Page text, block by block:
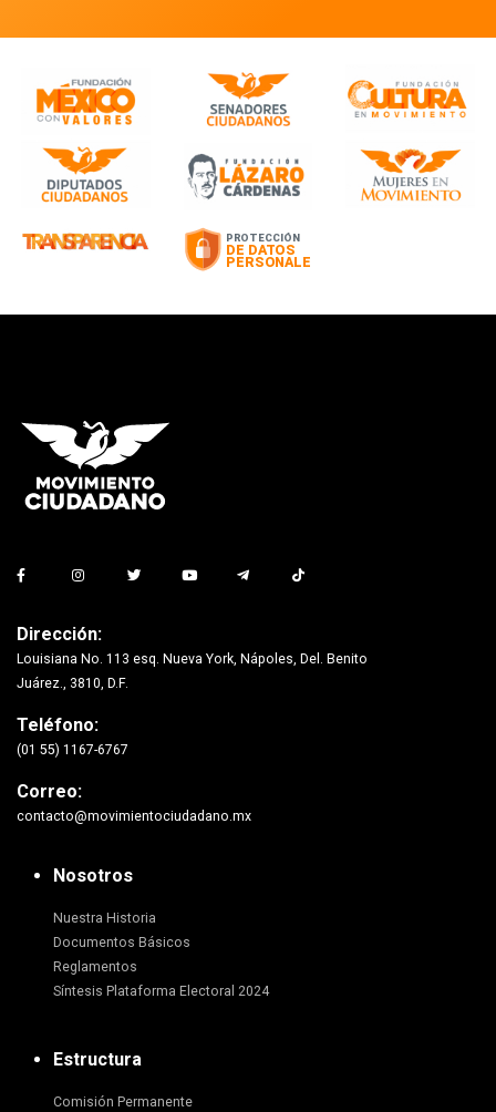
Dirección:
Louisiana No. 113 esq. Nueva York, Nápoles, Del. Benito
Juárez., 3810, D.F.
Teléfono:
(01 55) 1167-6767
Correo:
contacto@movimientociudadano.mx
Nosotros
Nuestra Historia
Documentos Básicos
Reglamentos
Síntesis Plataforma Electoral 2024
Estructura
Comisión Permanente